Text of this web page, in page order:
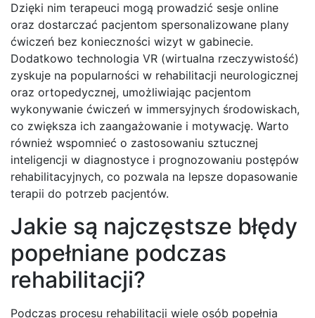
Dzięki nim terapeuci mogą prowadzić sesje online
oraz dostarczać pacjentom spersonalizowane plany
ćwiczeń bez konieczności wizyt w gabinecie.
Dodatkowo technologia VR (wirtualna rzeczywistość)
zyskuje na popularności w rehabilitacji neurologicznej
oraz ortopedycznej, umożliwiając pacjentom
wykonywanie ćwiczeń w immersyjnych środowiskach,
co zwiększa ich zaangażowanie i motywację. Warto
również wspomnieć o zastosowaniu sztucznej
inteligencji w diagnostyce i prognozowaniu postępów
rehabilitacyjnych, co pozwala na lepsze dopasowanie
terapii do potrzeb pacjentów.
Jakie są najczęstsze błędy
popełniane podczas
rehabilitacji?
Podczas procesu rehabilitacji wiele osób popełnia